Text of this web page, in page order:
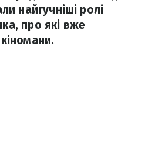
найгучніші ролі
про які вже